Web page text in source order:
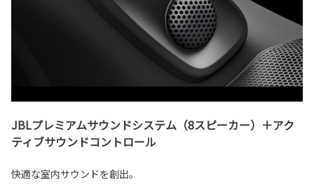
JBLプレミアムサウンドシステム（8スピーカー）＋アク
ティブサウンドコントロール
快適な室内サウンドを創出。